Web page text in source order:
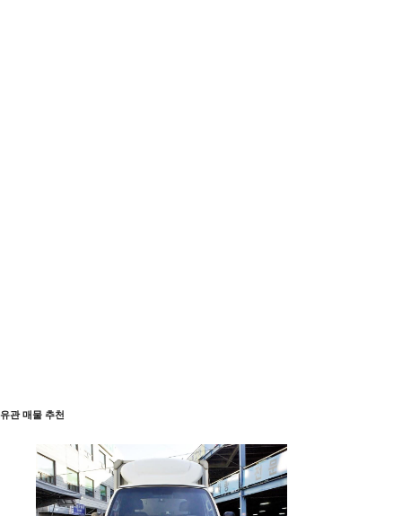
유관 매물 추천